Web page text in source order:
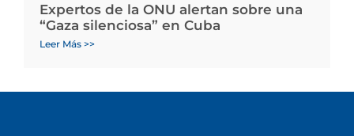
Expertos de la ONU alertan sobre una
“Gaza silenciosa” en Cuba
Leer Más >>